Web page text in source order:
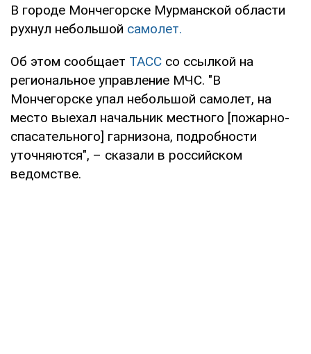
В городе Мончегорске Мурманской области
рухнул небольшой самолет.
Об этом сообщает ТАСС со ссылкой на
региональное управление МЧС. "В
Мончегорске упал небольшой самолет, на
место выехал начальник местного [пожарно-
спасательного] гарнизона, подробности
уточняются", – сказали в российском
ведомстве.